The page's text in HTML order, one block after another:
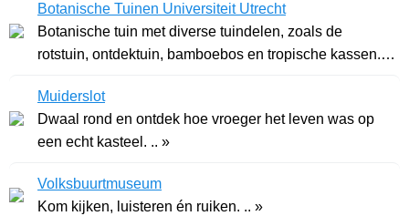
Botanische Tuinen Universiteit Utrecht
Botanische tuin met diverse tuindelen, zoals de
rotstuin, ontdektuin, bamboebos en tropische kassen. ..
Muiderslot
Dwaal rond en ontdek hoe vroeger het leven was op
een echt kasteel. .. »
Volksbuurtmuseum
Kom kijken, luisteren én ruiken. .. »